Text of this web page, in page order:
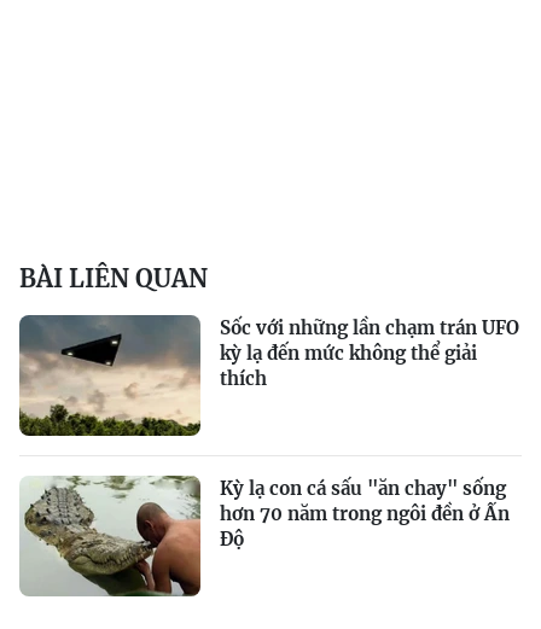
BÀI LIÊN QUAN
Sốc với những lần chạm trán UFO
kỳ lạ đến mức không thể giải
thích
Kỳ lạ con cá sấu "ăn chay" sống
hơn 70 năm trong ngôi đền ở Ấn
Độ